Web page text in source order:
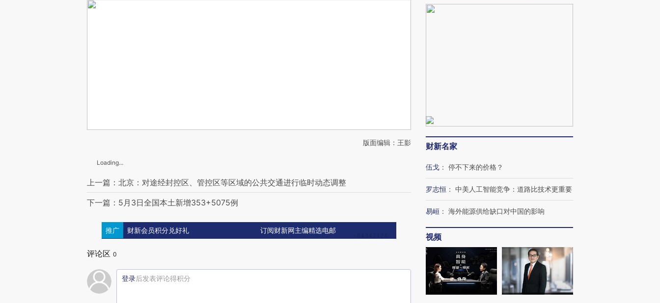
版面编辑：王影
Loading...
上一篇：北京：对途经封控区、管控区等区域的公共交通进行临时动态调整
下一篇：5月3日全国本土新增353+5075例
推广 财新会员积分兑好礼 订阅财新网主编精选电邮
评论区 0
登录后发表评论得积分
财新名家
伍戈 ： 停不下来的价格？
罗志恒 ： 中美人工智能竞争：道路比技术更重要
易峘 ： 海外能源供给缺口对中国的影响
视频